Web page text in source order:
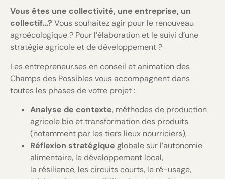
Vous êtes une collectivité, une entreprise, un
collectif…? Vous souhaitez agir pour le renouveau
agroécologique ? Pour l’élaboration et le suivi d’une
stratégie agricole et de développement ?
Les entrepreneur.ses en conseil et animation des
Champs des Possibles vous accompagnent dans
toutes les phases de votre projet :
Analyse de contexte, méthodes de production
agricole bio et transformation des produits
(notamment par les tiers lieux nourriciers),
Réflexion stratégique globale sur l’autonomie
alimentaire, le développement local,
la résilience, les circuits courts, le ré-usage,